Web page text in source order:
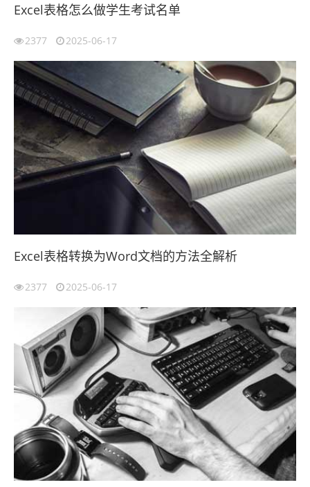
Excel表格怎么做学生考试名单
2377 2025-06-17
Excel表格转换为Word文档的方法全解析
2377 2025-06-17